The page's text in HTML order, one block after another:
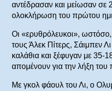
αντέδρασαν και μείωσαν σε
ολοκλήρωση του πρώτου
Οι «ερυθρόλευκοι»,
τους Άλεκ Πίτερς, Σάιμπεν
καλάθια και ξέφυγαν με 35-
απομένουν για την λήξη
Με γκολ φάουλ του Λι, ο